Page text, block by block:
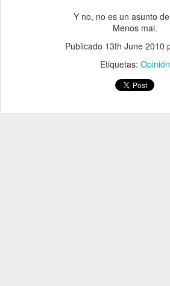
Y no, no es un asunto
Menos mal.
Publicado 13th June 2010
Etiquetas: Opinión